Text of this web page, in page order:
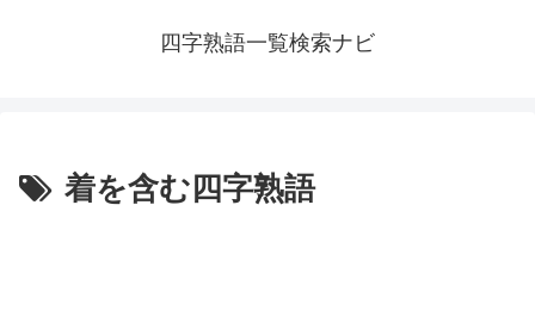
四字熟語一覧検索ナビ
着を含む四字熟語